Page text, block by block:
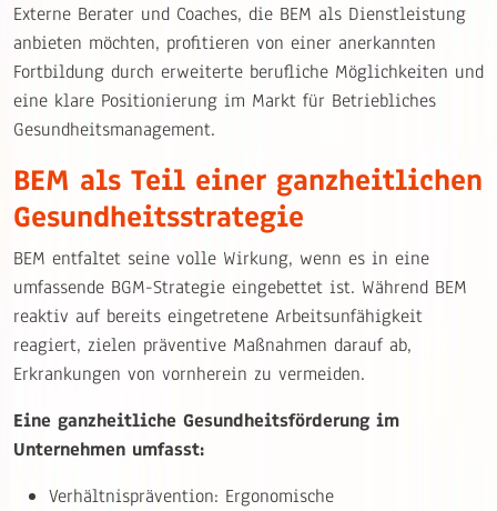
Externe Berater und Coaches, die BEM als Dienstleistung
anbieten möchten, profitieren von einer anerkannten
Fortbildung durch erweiterte berufliche Möglichkeiten und
eine klare Positionierung im Markt für Betriebliches
Gesundheitsmanagement.
BEM als Teil einer ganzheitlichen
Gesundheitsstrategie
BEM entfaltet seine volle Wirkung, wenn es in eine
umfassende BGM-Strategie eingebettet ist. Während BEM
reaktiv auf bereits eingetretene Arbeitsunfähigkeit
reagiert, zielen präventive Maßnahmen darauf ab,
Erkrankungen von vornherein zu vermeiden.
Eine ganzheitliche Gesundheitsförderung im
Unternehmen umfasst:
Verhältnisprävention: Ergonomische